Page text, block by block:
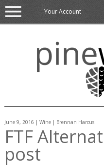
Your Account
June 9, 2016 | Wine | Brennan Harcus
FTF
post